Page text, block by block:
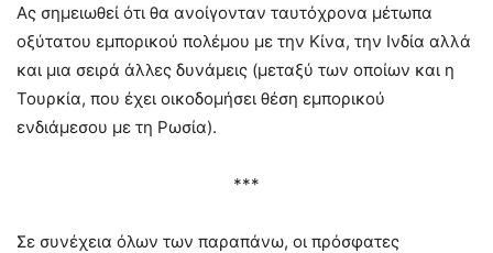
Ας σημειωθεί ότι θα ανοίγονταν ταυτόχρονα μέτωπα
οξύτατου εμπορικού πολέμου με την Κίνα, την Ινδία αλλά
και μια σειρά άλλες δυνάμεις (μεταξύ των οποίων και η
Τουρκία, που έχει οικοδομήσει θέση εμπορικού
ενδιάμεσου με τη Ρωσία).
***
Σε συνέχεια όλων των παραπάνω, οι πρόσφατες